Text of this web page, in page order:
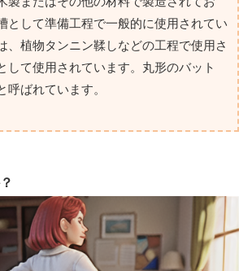
として準備工程で一般的に使用されてい
、植物タンニン鞣しなどの工程で使用さ
して使用されています。丸形のバット
呼ばれています。